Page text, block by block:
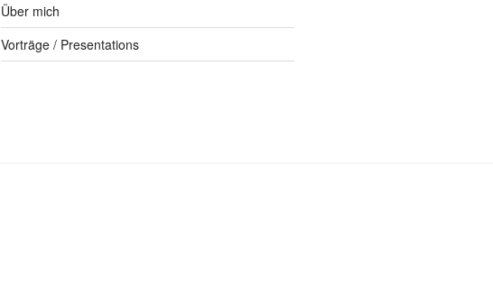
Über mich
Vorträge / Presentations